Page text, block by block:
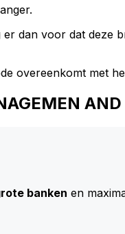
dan voor dat deze
overeenkomt met
AND
banken en